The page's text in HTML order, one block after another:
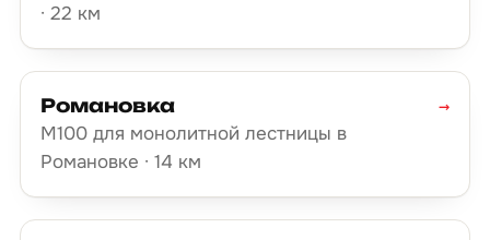
· 22 км
Романовка
М100 для монолитной лестницы в
Романовке · 14 км
→